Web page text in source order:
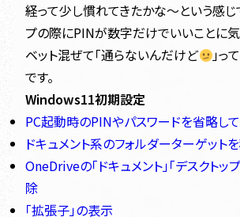
経って少し慣れてきたかな～という感じ
プの際にPINが数字だけでいいことに
ベット混ぜて「通らないんだけど
」っ
です。
Windows11初期設定
PC起動時のPINやパスワードを省略し
ドキュメント系のフォルダーターゲット
OneDriveの「ドキュメント」「デスクトッ
除
「拡張子」の表示